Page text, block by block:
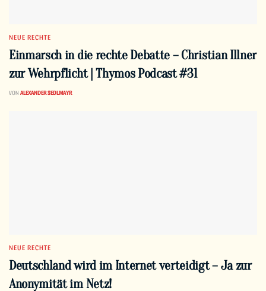
NEUE RECHTE
Einmarsch in die rechte Debatte – Christian Illner
zur Wehrpflicht | Thymos Podcast #31
VON ALEXANDER SEDLMAYR
NEUE RECHTE
Deutschland wird im Internet verteidigt – Ja zur
Anonymität im Netz!